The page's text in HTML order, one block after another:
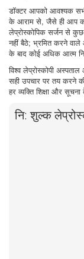
डॉक्टर आपको आवश्यक
के आराम से, जैसे ही आप
लेप्रोस्कोपिक सर्जन से कुछ
नहीं बैठे; भ्रमित करने वाले
के बाद कोई अधिक आत्म
विश्व लेप्रोस्कोपी
सही उपचार पर तय करने
हर व्यक्ति शिक्षा और
नि: शुल्क